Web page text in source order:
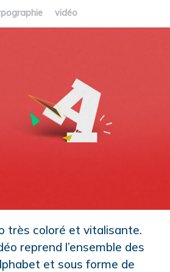
vidéo
très coloré et vitalisante.
reprend l’ensemble des
et sous forme de